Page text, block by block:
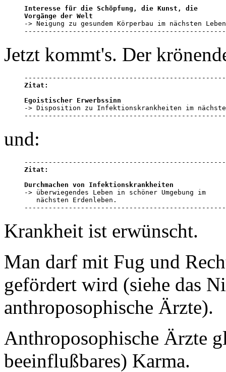
Interesse für die Schöpfung, die Kunst, die
Vorgänge der Welt
-> Neigung zu gesundem Körperbau im nächsten Leben
Jetzt kommt's. Der
Zitat:
Egoistischer Erwerbssinn
-> Disposition zu Infektionskrankheiten im
und:
Zitat:
Durchmachen von Infektionskrankheiten
-> überwiegendes Leben in schöner Umgebung im
   nächsten Erdenleben.
Krankheit ist erwünscht.
Man darf mit Fug und
gefördert wird (siehe das
anthroposophische Ärzte).
Anthroposophische Ärzte
beeinflußbares) Karma.